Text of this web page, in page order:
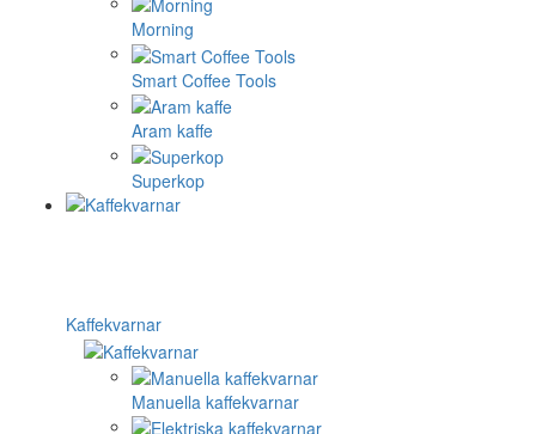
Morning
Smart Coffee Tools
Aram kaffe
Superkop
Kaffekvarnar
Manuella kaffekvarnar